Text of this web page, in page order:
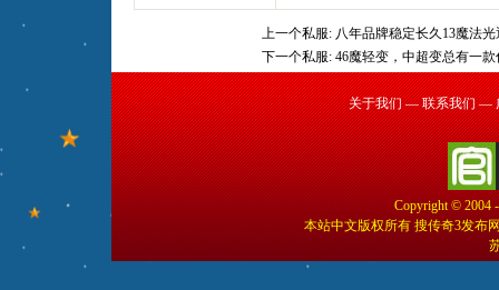
上一个私服: 八年品牌稳定长久13魔法
下一个私服: 46魔轻变，中超变总有一
关于我们 — 联系我们 —
Copyright © 2004
本站中文版权所有 搜传奇3发布